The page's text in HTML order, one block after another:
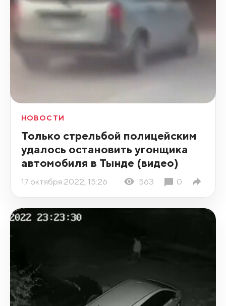
НОВОСТИ
Только стрельбой полицейским
удалось остановить угонщика
автомобиля в Тынде (видео)
17 октября 2022, 15:26 563 0